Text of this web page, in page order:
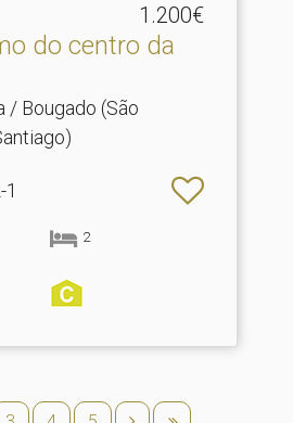
1.200€
do centro da
/ Bougado (São
2